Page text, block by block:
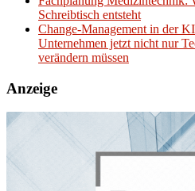
Schreibtisch entsteht
Change-Management in der
Unternehmen jetzt nicht nur
verändern müssen
Anzeige